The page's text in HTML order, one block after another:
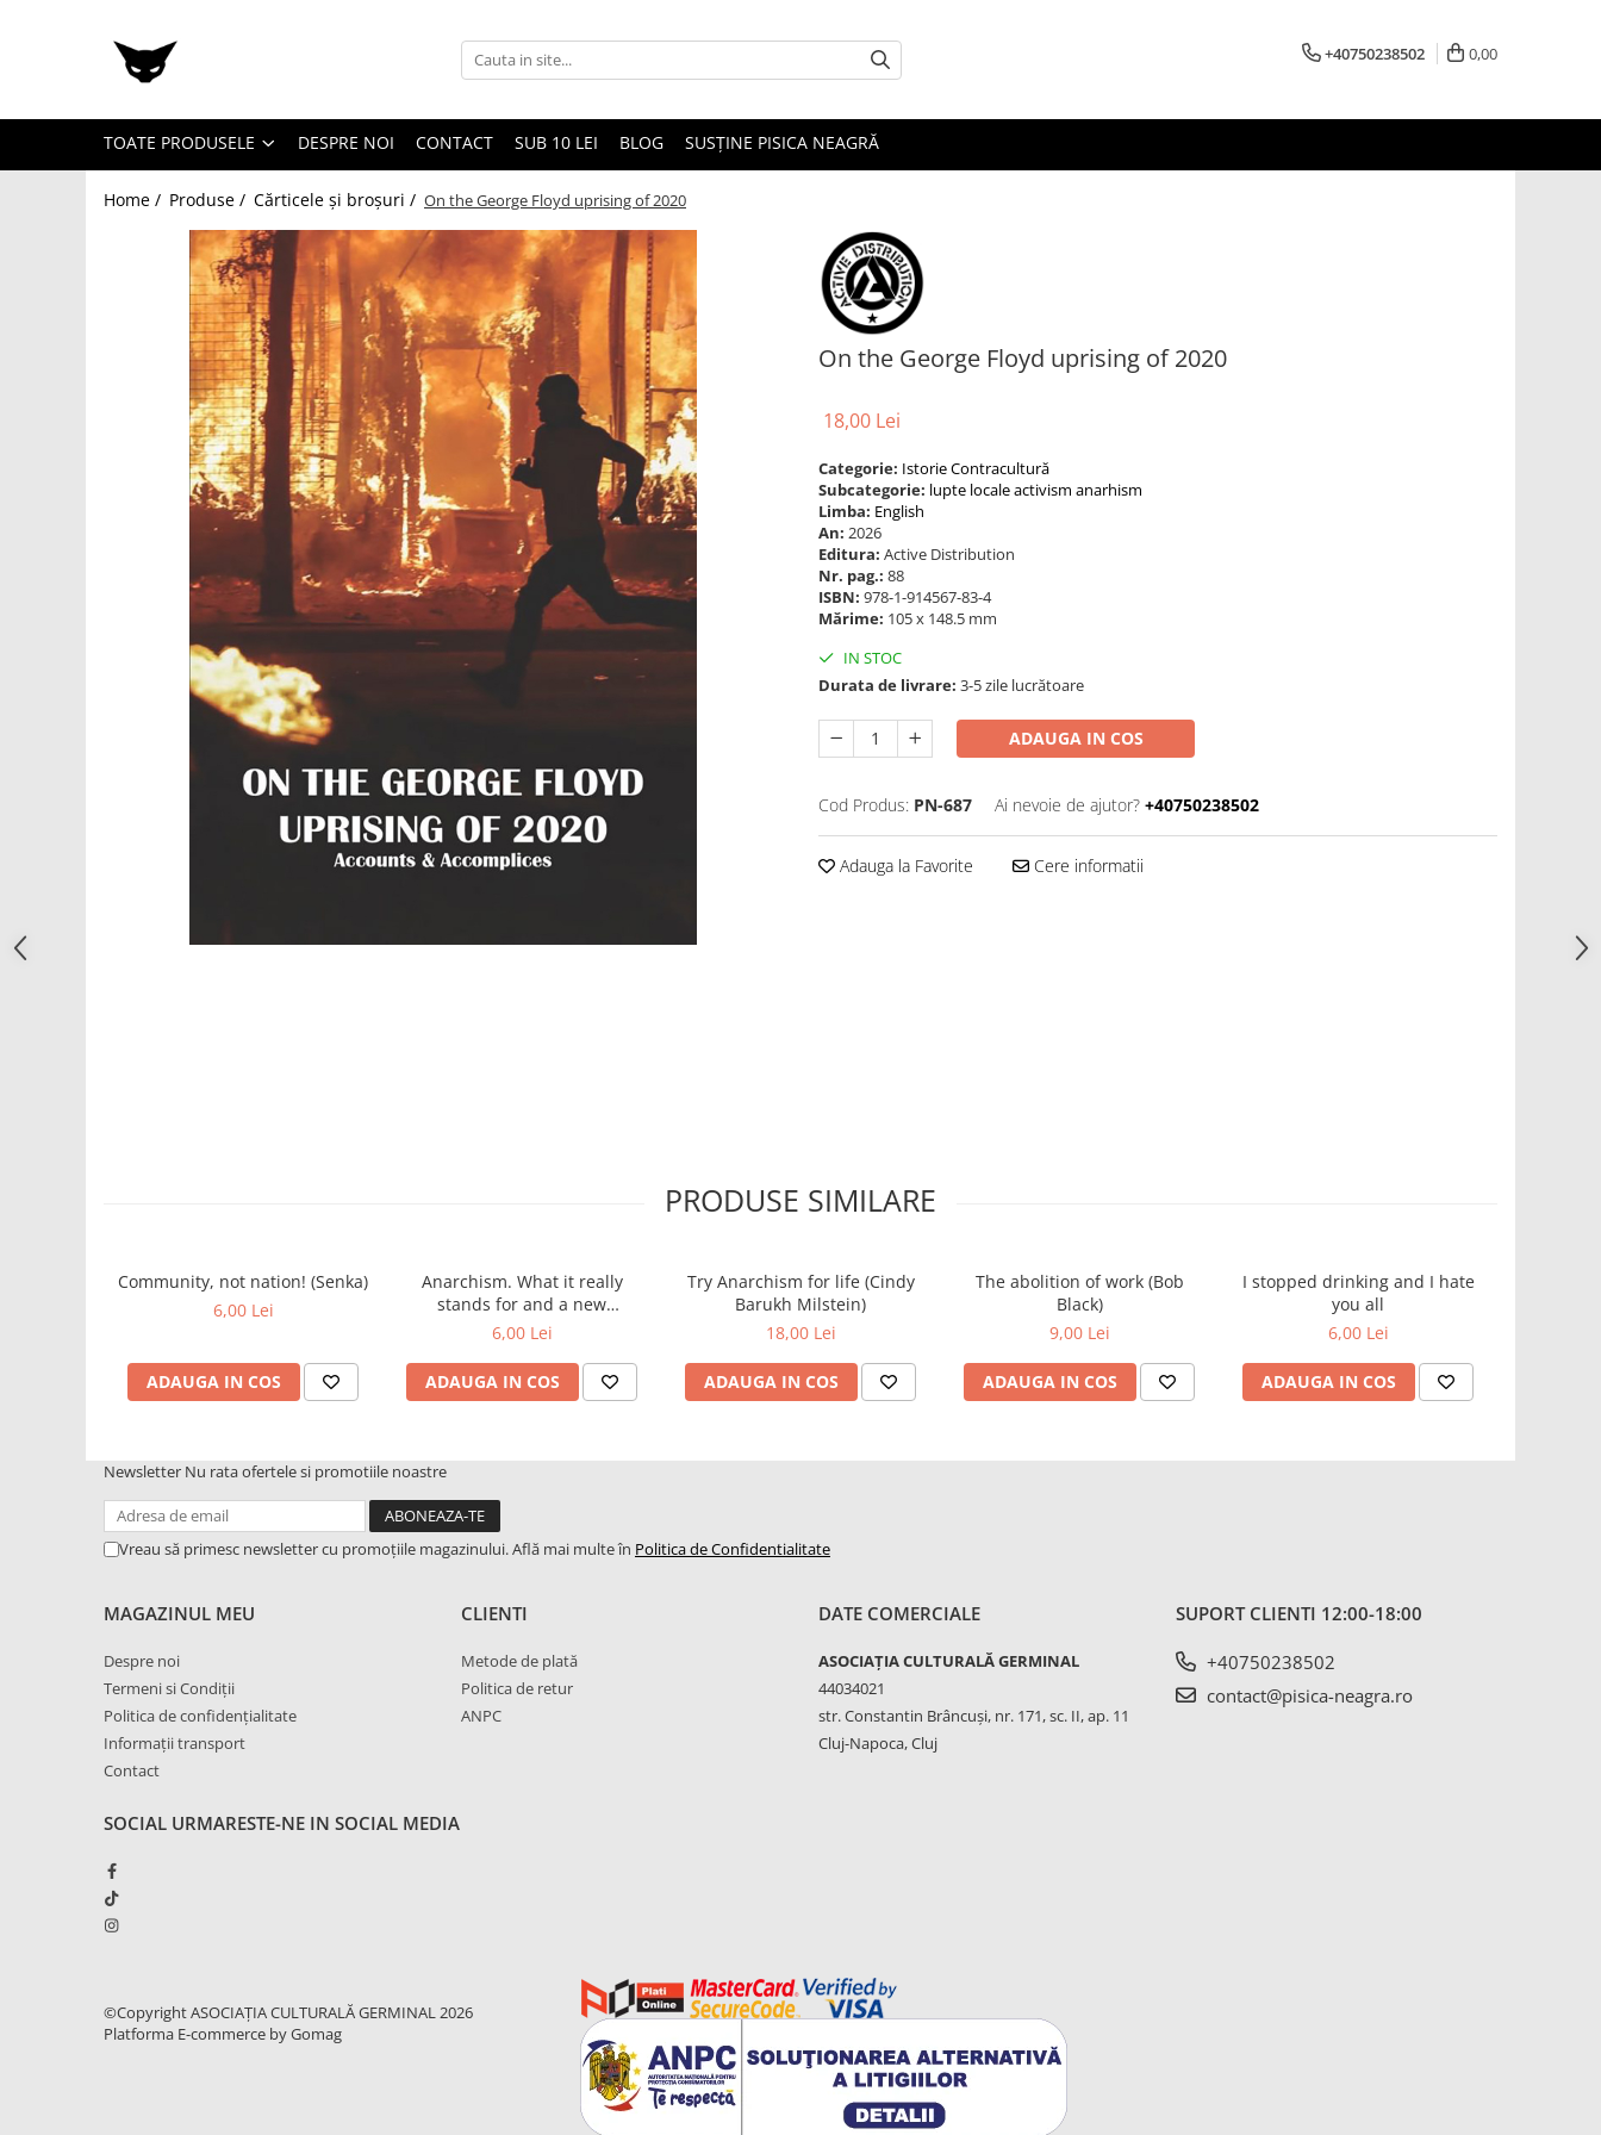
Toate Produsele
+40750238502 0,00
TOATE PRODUSELE DESPRE NOI CONTACT SUB 10 LEI BLOG SUSȚINE PISICA NEAGRĂ
Home / Produse / Cărticele și broșuri / On the George Floyd uprising of 2020
On the George Floyd uprising of 2020
18,00 Lei
Categorie: IstorieContracultură
Subcategorie: lupte localeactivism anarhism
Limba: English
An: 2026
Editura: Active Distribution
Nr. pag.: 88
ISBN: 978-1-914567-83-4
Mărime: 105 x 148.5 mm
IN STOC
Durata de livrare: 3-5 zile lucrătoare
ADAUGA IN COS
Cod Produs: PN-687 Ai nevoie de ajutor? +40750238502
Adauga la Favorite Cere informatii
PRODUSE SIMILARE
Community, not nation! (Senka)
6,00 Lei
ADAUGA IN COS
Anarchism. What it really
stands for and a new
declaration of independence
6,00 Lei
ADAUGA IN COS
Try Anarchism for life (Cindy
Barukh Milstein)
18,00 Lei
ADAUGA IN COS
The abolition of work (Bob
Black)
9,00 Lei
ADAUGA IN COS
I stopped drinking and I hate
you all
6,00 Lei
ADAUGA IN COS
Newsletter Nu rata ofertele si promotiile noastre
Vreau să primesc newsletter cu promoțiile magazinului. Află mai multe în Politica de Confidentialitate
MAGAZINUL MEU
Despre noi
Termeni si Condiții
Politica de confidențialitate
Informații transport
Contact
CLIENTI
Metode de plată
Politica de retur
ANPC
DATE COMERCIALE
ASOCIAȚIA CULTURALĂ GERMINAL
44034021
str. Constantin Brâncuși, nr. 171, sc. II, ap. 11
Cluj-Napoca, Cluj
SUPORT CLIENTI 12:00-18:00
+40750238502
contact@pisica-neagra.ro
SOCIAL URMARESTE-NE IN SOCIAL MEDIA
©Copyright ASOCIAȚIA CULTURALĂ GERMINAL 2026
Platforma E-commerce by Gomag